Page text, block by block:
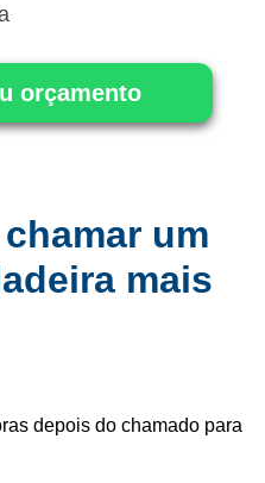
orçamento
um
mais
depois do chamado para